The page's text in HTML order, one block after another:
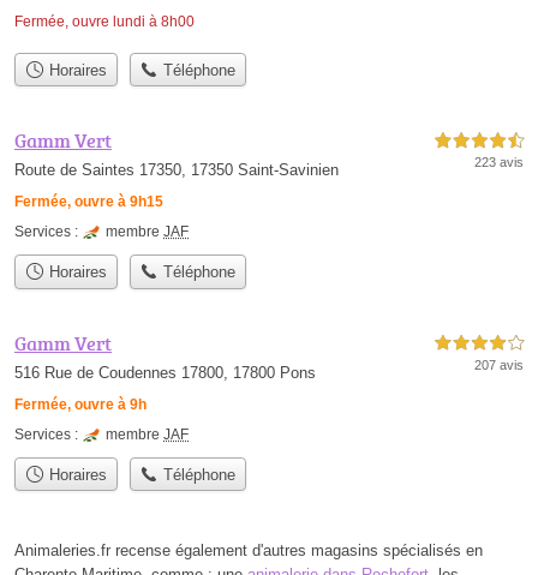
Fermée, ouvre lundi à 8h00
Horaires Téléphone
Gamm Vert
Route de Saintes 17350, 17350 Saint-Savinien
Fermée, ouvre à 9h15
4,5 étoiles sur 5
223 avis
Services : membre JAF
Horaires Téléphone
Gamm Vert
516 Rue de Coudennes 17800, 17800 Pons
Fermée, ouvre à 9h
4,0 étoiles sur 5
207 avis
Services : membre JAF
Horaires Téléphone
Animaleries.fr recense également d'autres magasins spécialisés en